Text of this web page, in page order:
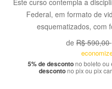
Este curso contempla a
Federal, em formato de
esquematizados, com
de R$ 590,00
5% de descontono boleto ou
descontono pix ou pix